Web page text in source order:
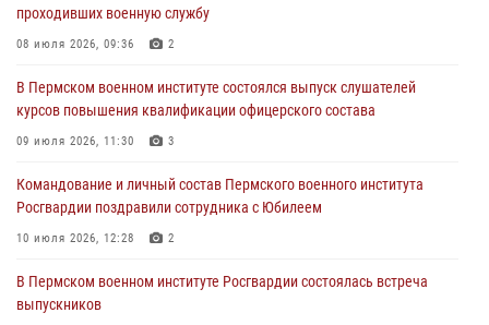
10 июля 2026, 12:28 2
курсов повышения квалификации офицерского состава
09 июля 2026, 11:30 3
по набору абитуриентов из числа граждан, прошедших и не
проходивших военную службу
08 июля 2026, 09:36 2
Военнослужащие Пермского военного института приняли участие в
чемпионате войск национальной гвардии Российской Федерации по
проходивших военную службу
08 июля 2026, 09:36 2
В Пермском военном институте состоялся выпуск слушателей
курсов повышения квалификации офицерского состава
09 июля 2026, 11:30 3
Командование и личный состав Пермского военного института
Росгвардии поздравили сотрудника с Юбилеем
10 июля 2026, 12:28 2
В Пермском военном институте Росгвардии состоялась встреча
выпускников